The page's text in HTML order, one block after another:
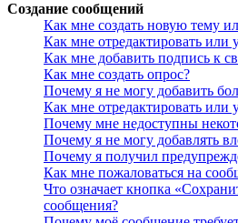
Создание сообщений
Как мне создать новую тему
Как мне отредактировать или
Как мне добавить подпись к
Как мне создать опрос?
Почему я не могу добавить
Как мне отредактировать или
Почему мне недоступны
Почему я не могу добавлять
Почему я получил
Как мне пожаловаться на
Что означает кнопка
сообщения?